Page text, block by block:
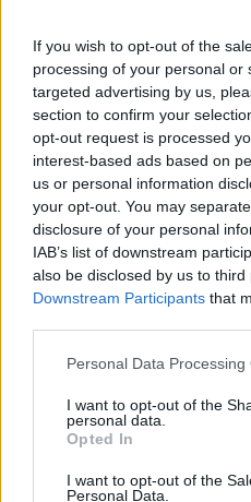
If you wish to opt-out of the
processing of your personal or
targeted advertising by us,
section to confirm your
opt-out request is processed
interest-based ads based on
us or personal information
your opt-out. You may
disclosure of your personal
IAB’s list of downstream
also be disclosed by us to third
Downstream Participants that
Personal Data Processing
I want to opt-out of the
personal data.
Opted In
I want to opt-out of the
Personal Data.
χαμηλότερα.